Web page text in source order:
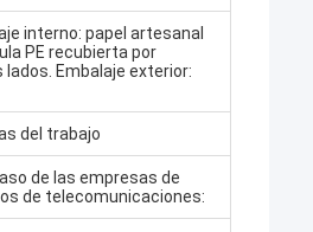
interno: papel artesanal
PE recubierta por
lados. Embalaje exterior:
del trabajo
de las empresas de
de telecomunicaciones: